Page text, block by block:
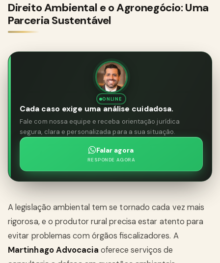
Direito Ambiental e o Agronegócio: Uma
Parceria Sustentável
ONLINE
Cada caso exige uma análise cuidadosa.
Fale com nossa equipe e receba orientação jurídica
segura, clara e personalizada para a sua situação.
Falar agora
RESPONDE AGORA
A legislação ambiental tem se tornado cada vez mais
rigorosa, e o produtor rural precisa estar atento para
evitar problemas com órgãos fiscalizadores. A
Martinhago Advocacia oferece serviços de